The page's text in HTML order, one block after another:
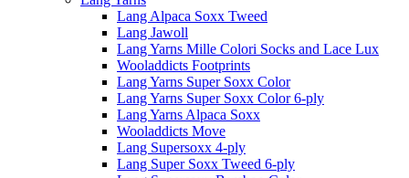
Lang Alpaca Soxx Tweed
Lang Jawoll
Lang Yarns Mille Colori Socks and Lace Lux
Wooladdicts Footprints
Lang Yarns Super Soxx Color
Lang Yarns Super Soxx Color 6-ply
Lang Yarns Alpaca Soxx
Wooladdicts Move
Lang Supersoxx 4-ply
Lang Super Soxx Tweed 6-ply